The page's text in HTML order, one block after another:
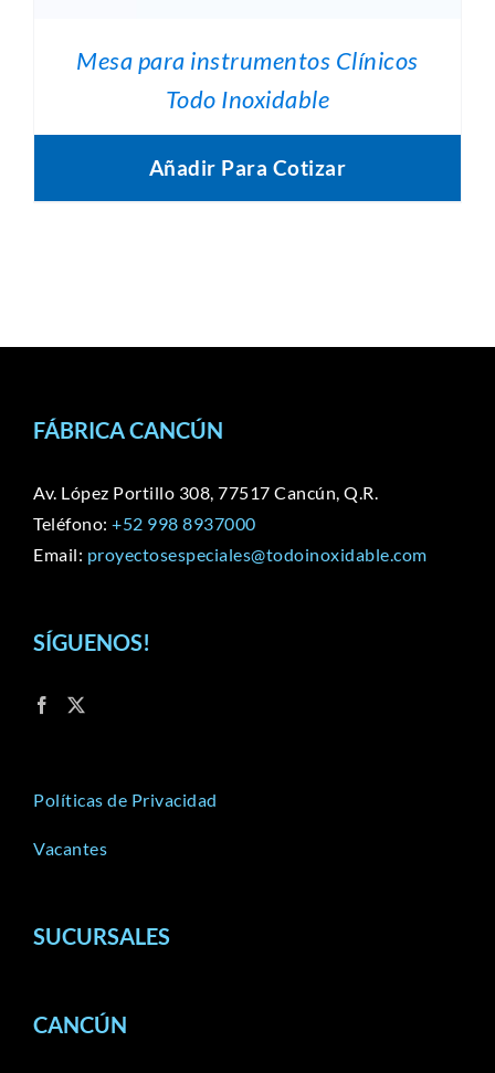
Mesa para instrumentos Clínicos
Todo Inoxidable
Añadir Para Cotizar
FÁBRICA CANCÚN
Av. López Portillo 308, 77517 Cancún, Q.R.
Teléfono: +52 998 8937000
Email: proyectosespeciales@todoinoxidable.com
SÍGUENOS!
Políticas de Privacidad
Vacantes
SUCURSALES
CANCÚN